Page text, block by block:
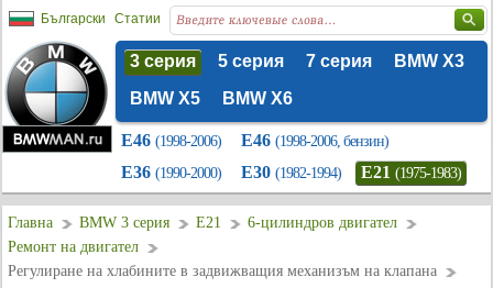
Български Статии
3 серия 5 серия 7 серия
BMW X3
BMW X5
BMW X6
E46 (1998-2006) E46 (1998-2006, бензин)
E36 (1990-2000) E30 (1982-1994) E21 (1975-1983)
Главна BMW 3 серия E21
6-цилиндров двигател
Ремонт на двигател
Регулиране на хлабините в задвижващия механизъм на клапана